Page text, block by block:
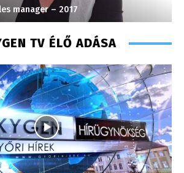
manager – 2017
TV ÉLŐ ADÁSA